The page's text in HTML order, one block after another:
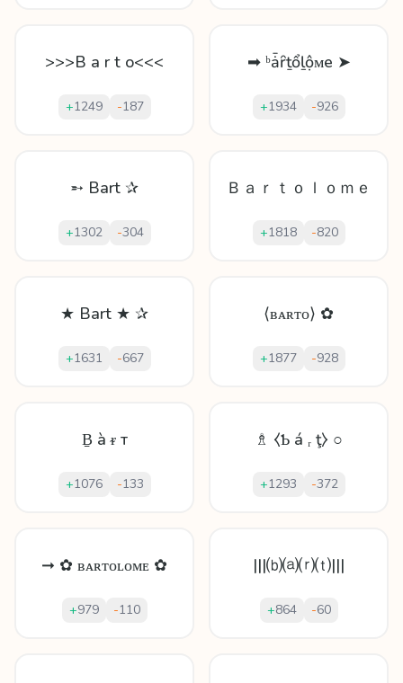
>>>B a r t o<<<
+1249 -187
➡ ᵇǡȓṯổḻộᴍe ➤
+1934 -926
➵ Bart ✰
+1302 -304
Ｂａｒｔｏｌｏｍｅ
+1818 -820
★ Bart ★ ✰
+1631 -667
⟨ʙᴀʀᴛᴏ⟩ ✿
+1877 -928
Ḇ à ᵲ т
+1076 -133
♗ ⧼Ƅ á ᵣ ţ⧽ ○
+1293 -372
➞ ✿ ʙᴀʀᴛᴏʟᴏᴍᴇ ✿
+979 -110
|||⒝⒜⒭⒯|||
+864 -60